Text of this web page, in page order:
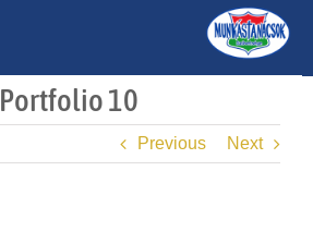
Portfolio 10
Previous Next